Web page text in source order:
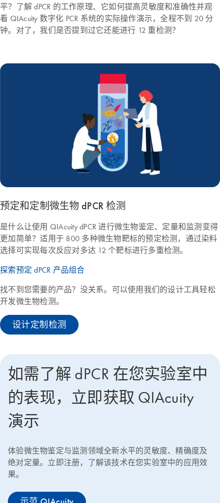
平？了解 dPCR 的工作原理、它如何提高灵敏度和准确性并观
看 QIAcuity 数字化 PCR 系统的实际操作演示，全程不到 20 分
钟。对了，我们是否提到过它还能进行 12 重检测？
预定和定制微生物 dPCR 检测
是什么让使用 QIAcuity dPCR 进行微生物鉴定、定量和监测变得
更加简单？适用于 800 多种微生物靶标的预定检测，通过染料
选择可实现每次反应对多达 12 个靶标进行多重检测。
探索预定 dPCR 产品组合
找不到您需要的产品？没关系。可以使用我们的设计工具轻松
开发微生物检测。
设计定制检测
如需了解 dPCR 在您实验室中
的表现，立即获取 QIAcuity
演示
体验微生物鉴定与监测领域全新水平的灵敏度、精确度及
绝对定量。立即注册，了解该技术在您实验室中的应用效
果。